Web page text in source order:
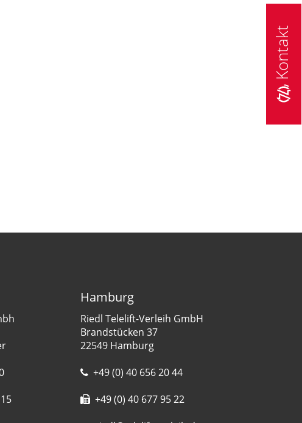
Hamburg
Riedl Telelift-Verleih GmbH
Brandstücken 37
22549 Hamburg
+49 (0) 40 656 20 44
+49 (0) 40 677 95 22
Kontakt